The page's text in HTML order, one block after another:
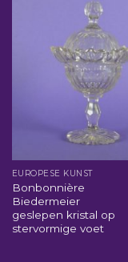
EUROPESE KUNST
Bonbonnière
Biedermeier
geslepen kristal op
stervormige voet